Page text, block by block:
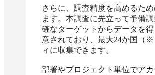
さらに、調査精度を高めるた
ます。本調査に先立って予備
確なターゲットからデータを
意されており、最大24か国（
ィに収集できます。
部署やプロジェクト単位でア